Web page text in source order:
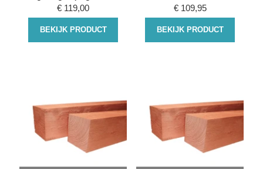
€ 119,00
BEKIJK PRODUCT
€ 109,95
BEKIJK PRODUCT